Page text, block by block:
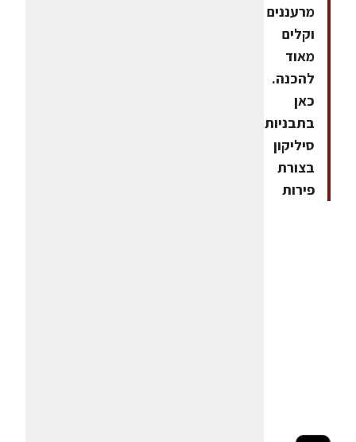
מרעננים
וקלים
מאוד
להכנה.
כאן
בתבניות
סיליקון
בצורת
פירות